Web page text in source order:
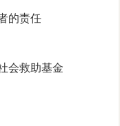
的责任
会救助基金